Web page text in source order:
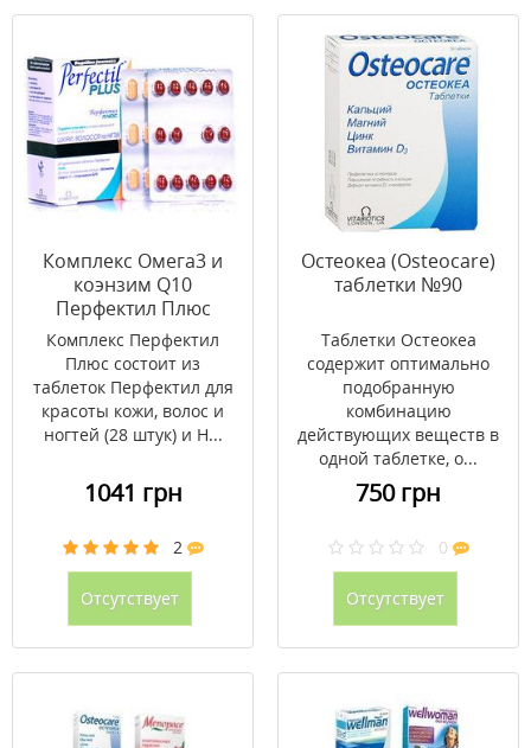
Комплекс Омега3 и
коэнзим Q10
Перфектил Плюс
капсулы 28 шт +
таблетки 28 шт
Комплекс Перфектил
Плюс состоит из
таблеток Перфектил для
красоты кожи, волос и
ногтей (28 штук) и Н...
1041 грн
2
Отсутствует
Остеокеа (Osteocare)
таблетки №90
Таблетки Остеокеа
содержит оптимально
подобранную
комбинацию
действующих веществ в
одной таблетке, о...
750 грн
0
Отсутствует